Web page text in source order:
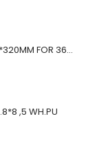
BERNS ACR.OHRRINGE DISP. 130*320MM FOR 36 PAIRS
,5 WH.PU